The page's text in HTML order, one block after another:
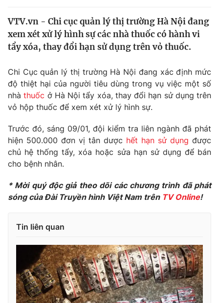
Tin tức
Thế giới đó đây
Kinh tế
Tài chính
Thị trường
Góc doanh nghiệp
Dữ liệu và đời sống
Truyền hình
Phim VTV
Hậu trường
Nhân vật
Khán giả
Giải trí
Điện ảnh
Sao
Đời sống
Chất lượng cuộc sống
Giáo dục
Tuyển sinh
Học trực tuyến
Công nghệ
Hitech Công nghệ tương lai
Sản phẩm
Giao lưu trực tuyến
Giáo dục
VTV.vn - Chi cục quản lý thị trường Hà Nội đang
xem xét xử lý hình sự các nhà thuốc có hành vi
tẩy xóa, thay đổi hạn sử dụng trên vỏ thuốc.
Chi Cục quản lý thị trường Hà Nội đang xác định mức
độ thiệt hại của người tiêu dùng trong vụ việc một số
nhàthuốc ở Hà Nội tẩy xóa, thay đổi hạn sử dụng trên
vỏ hộp thuốc để xem xét xử lý hình sự.
Trước đó, sáng 09/01, đội kiểm tra liên ngành đã phát
hiện 500.000 đơn vị tân dược hết hạn sử dụng được
chủ hệ thống tẩy, xóa hoặc sửa hạn sử dụng để bán
cho bệnh nhân.
* Mời quý độc giả theo dõi các chương trình đã phát
sóng của Đài Truyền hình Việt Nam trên TV Online!
Tin liên quan